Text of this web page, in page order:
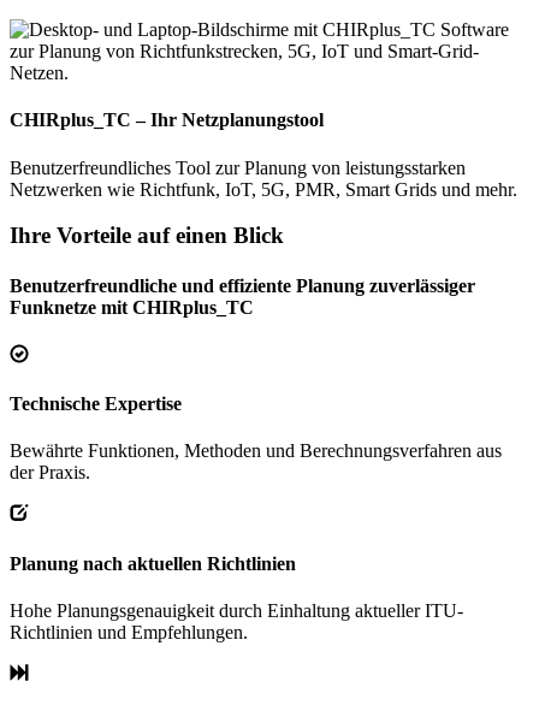
CHIRplus_TC – Ihr Netzplanungstool
Benutzerfreundliches Tool zur Planung von leistungsstarken
Netzwerken wie Richtfunk, IoT, 5G, PMR, Smart Grids und mehr.
Ihre Vorteile auf einen Blick
Benutzerfreundliche und effiziente Planung zuverlässiger
Funknetze mit CHIRplus_TC
Technische Expertise
Bewährte Funktionen, Methoden und Berechnungsverfahren aus
der Praxis.
Planung nach aktuellen Richtlinien
Hohe Planungsgenauigkeit durch Einhaltung aktueller ITU-
Richtlinien und Empfehlungen.